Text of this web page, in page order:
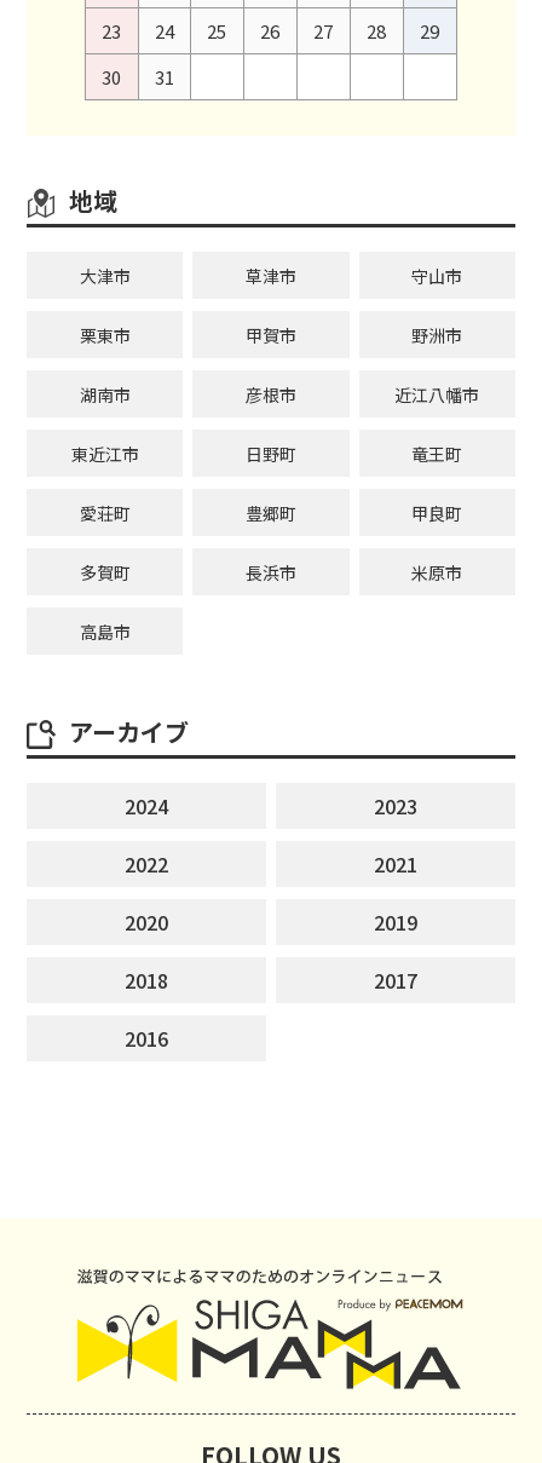
23
24 25 26 27 28
29
30
31
地域
大津市 草津市 守山市
栗東市 甲賀市 野洲市
湖南市 彦根市 近江八幡市
東近江市 日野町 竜王町
愛荘町 豊郷町 甲良町
多賀町 長浜市 米原市
高島市
アーカイブ
2024
2023
2022
2021
2020
2019
2018
2017
2016
FOLLOW US